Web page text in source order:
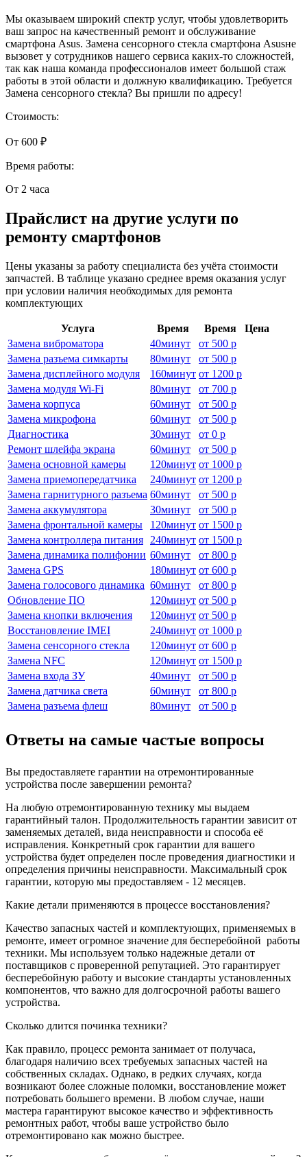
Мы оказываем широкий спектр услуг, чтобы удовлетворить
ваш запрос на качественный ремонт и обслуживание
смартфона Asus. Замена сенсорного стекла смартфона Asusне
вызовет у сотрудников нашего сервиса каких-то сложностей,
так как наша команда профессионалов имеет большой стаж
работы в этой области и должную квалификацию. Требуется
Замена сенсорного стекла? Вы пришли по адресу!
Стоимость:
От 600 ₽
Время работы:
От 2 часа
Прайслист на другие услуги по
ремонту смартфонов
Цены указаны за работу специалиста без учёта стоимости
запчастей. В таблице указано среднее время оказания услуг
при условии наличия необходимых для ремонта
комплектующих
Услуга Время Время
Цена
Замена виброматора
40минут от 500 р
Замена разъема симкарты
80минут от 500 р
Замена дисплейного модуля
160минут от 1200 р
Замена модуля Wi-Fi
80минут от 700 р
Замена корпуса
60минут от 500 р
Замена микрофона
60минут от 500 р
Диагностика
30минут от 0 р
Ремонт шлейфа экрана
60минут от 500 р
Замена основной камеры
120минут от 1000 р
Замена приемопередатчика
240минут от 1200 р
Замена гарнитурного разъема 60минут от 500 р
Замена аккумулятора
30минут от 500 р
Замена фронтальной камеры
120минут от 1500 р
Замена контроллера питания
240минут от 1500 р
Замена динамика полифонии 60минут от 800 р
Замена GPS
180минут от 600 р
Замена голосового динамика 60минут от 800 р
Обновление ПО
120минут от 500 р
Замена кнопки включения
120минут от 500 р
Восстановление IMEI
240минут от 1000 р
Замена сенсорного стекла
120минут от 600 р
Замена NFC
120минут от 1500 р
Замена входа ЗУ
40минут от 500 р
Замена датчика света
60минут от 800 р
Замена разъема флеш
80минут от 500 р
Ответы на самые частые вопросы
Вы предоставляете гарантии на отремонтированные
устройства после завершении ремонта?
На любую отремонтированную технику мы выдаем
гарантийный талон. Продолжительность гарантии зависит от
заменяемых деталей, вида неисправности и способа её
исправления. Конкретный срок гарантии для вашего
устройства будет определен после проведения диагностики и
определения причины неисправности. Максимальный срок
гарантии, которую мы предоставляем - 12 месяцев.
Какие детали применяются в процессе восстановления?
Качество запасных частей и комплектующих, применяемых в
ремонте, имеет огромное значение для бесперебойной работы
техники. Мы используем только надежные детали от
поставщиков с проверенной репутацией. Это гарантирует
бесперебойную работу и высокие стандарты установленных
компонентов, что важно для долгосрочной работы вашего
устройства.
Сколько длится починка техники?
Как правило, процесс ремонта занимает от получаса,
благодаря наличию всех требуемых запасных частей на
собственных складах. Однако, в редких случаях, когда
возникают более сложные поломки, восстановление может
потребовать большего времени. В любом случае, наши
мастера гарантируют высокое качество и эффективность
ремонтных работ, чтобы ваше устройство было
отремонтировано как можно быстрее.